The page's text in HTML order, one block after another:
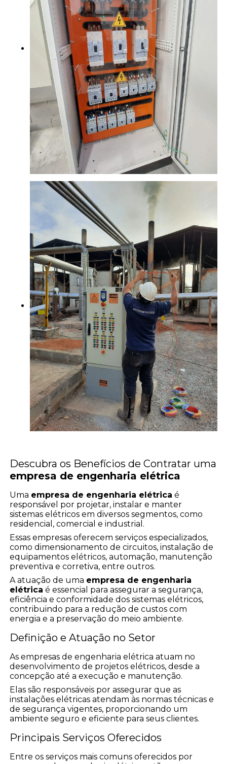
Descubra os Benefícios de Contratar uma
empresa de engenharia elétrica
Uma empresa de engenharia elétrica é
responsável por projetar, instalar e manter
sistemas elétricos em diversos segmentos, como
residencial, comercial e industrial.
Essas empresas oferecem serviços especializados,
como dimensionamento de circuitos, instalação de
equipamentos elétricos, automação, manutenção
preventiva e corretiva, entre outros.
A atuação de uma empresa de engenharia
elétrica é essencial para assegurar a segurança,
eficiência e conformidade dos sistemas elétricos,
contribuindo para a redução de custos com
energia e a preservação do meio ambiente.
Definição e Atuação no Setor
As empresas de engenharia elétrica atuam no
desenvolvimento de projetos elétricos, desde a
concepção até a execução e manutenção.
Elas são responsáveis por assegurar que as
instalações elétricas atendam às normas técnicas e
de segurança vigentes, proporcionando um
ambiente seguro e eficiente para seus clientes.
Principais Serviços Oferecidos
Entre os serviços mais comuns oferecidos por